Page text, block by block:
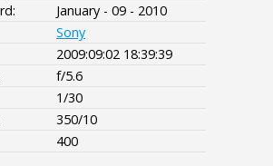
January - 09 - 2010
Sony
2009:09:02 18:39:39
f/5.6
1/30
350/10
400